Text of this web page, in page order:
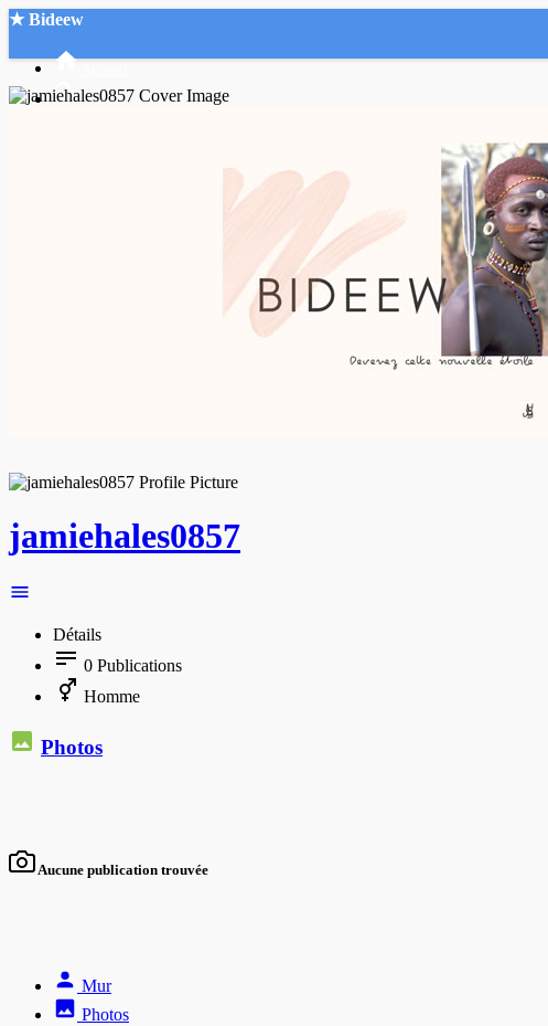
★ Bideew
jamiehales0857
Détails
0 Publications
Homme
Photos
Aucune publication trouvée
Mur
Photos